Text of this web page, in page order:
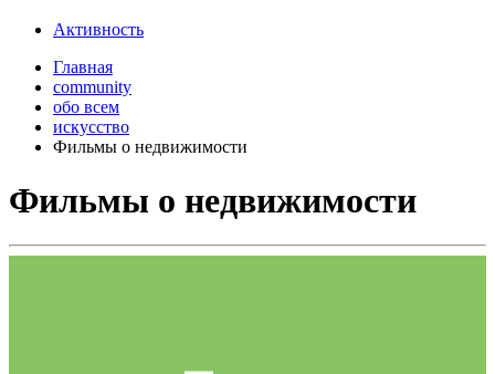
Активность
Главная
community
обо всем
искусство
Фильмы о недвижимости
Фильмы о недвижимости